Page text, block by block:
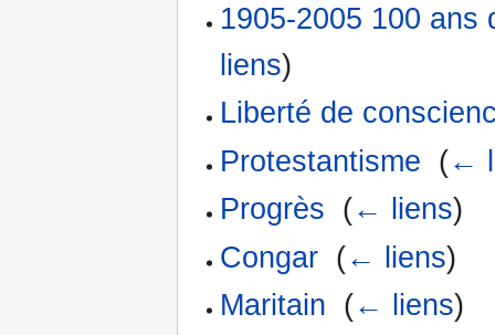
1905-2005 100 ans
liens)
Liberté de
Protestantisme (←
Progrès (← liens)
Congar (← liens)
Maritain (← liens)